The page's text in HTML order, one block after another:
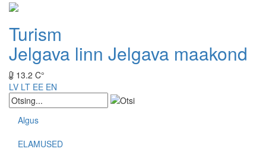
Turism
Jelgava linn Jelgava maakond
13.2 C°
LV LT EE EN
Algus
ELAMUSED